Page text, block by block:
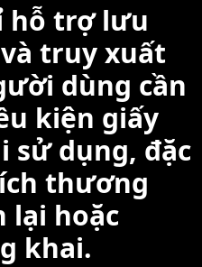
hỗ trợ lưu
truy xuất
dùng cần
kiện giấy
sử dụng, đặc
thương
lại hoặc
khai.